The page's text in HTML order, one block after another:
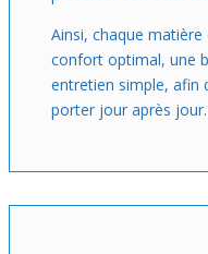
Ainsi, chaque
confort optimal, une
entretien simple, afin
porter jour après jour.